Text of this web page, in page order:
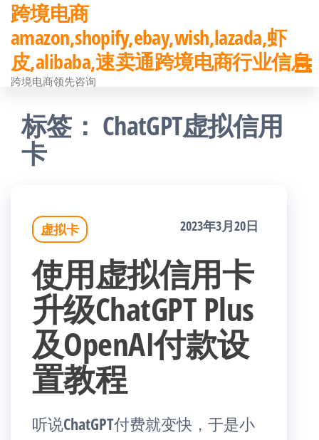
前
往
内
跨境电商
amazon,shopify,ebay,wish,lazada,虾
皮,alibaba,速卖通跨境电商行业信息
跨境电商领先咨询
标签： ChatGPT虚拟信用
卡
虚拟卡 2023年3月20日
使用虚拟信用卡
升级ChatGPT Plus
及OpenAI付款设
置教程
听说ChatGPT付费就变快，于是小